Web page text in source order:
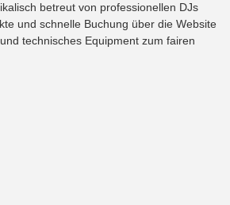
betreut von professionellen DJs
und schnelle Buchung über die Website
technisches Equipment zum fairen